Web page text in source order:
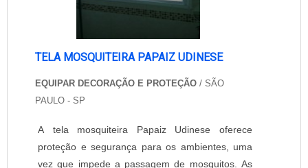
TELA MOSQUITEIRA PAPAIZ UDINESE
EQUIPAR DECORAÇÃO E PROTEÇÃO / SÃO
PAULO - SP
A tela mosquiteira Papaiz Udinese oferece
proteção e segurança para os ambientes, uma
vez que impede a passagem de mosquitos. As